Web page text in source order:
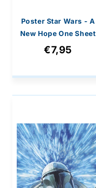
Poster Star Wars - A
New Hope One Sheet
61x91,5cm
€7,95